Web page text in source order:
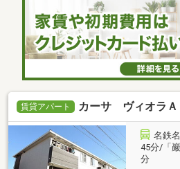
賃貸アパート カーサ ヴィオラＡ
名鉄
45分/「
分